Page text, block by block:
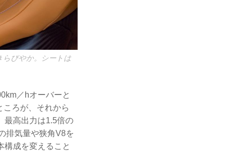
らびやか。シートは
／hオーバーと
ろが、それから
最高出力は1.5倍の
排気量や狭角V8を
構成を変えること